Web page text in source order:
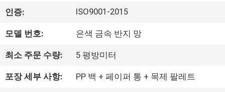
우
리
인증: ISO9001-2015
모델 번호: 은색 금속 반지 망
최소 주문 수량: 5 평방미터
포장 세부 사항: PP 백 + 페이퍼 통 + 목제 팔레트